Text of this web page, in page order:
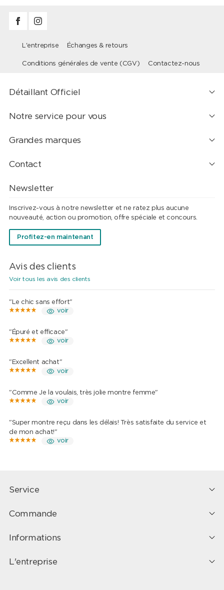
L'entreprise Échanges & retours
Conditions générales de vente (CGV) Contactez-nous
Détaillant Officiel
Notre service pour vous
Grandes marques
Contact
Newsletter
Inscrivez-vous à notre newsletter et ne ratez plus aucune
nouveauté, action ou promotion, offre spéciale et concours.
Profitez-en maintenant
Avis des clients
Voir tous les avis des clients
"Le chic sans effort"
voir
"Épuré et efficace"
voir
"Excellent achat"
voir
"Comme Je la voulais, très jolie montre femme"
voir
"Super montre reçu dans les délais! Très satisfaite du service et
de mon achat!"
voir
Service
Commande
Informations
L'entreprise